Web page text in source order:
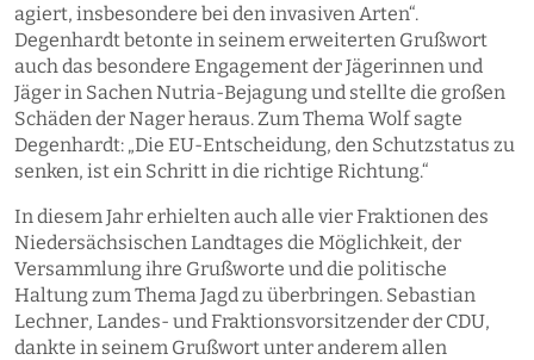
agiert, insbesondere bei den invasiven Arten“.
Degenhardt betonte in seinem erweiterten Grußwort
auch das besondere Engagement der Jägerinnen und
Jäger in Sachen Nutria-Bejagung und stellte die großen
Schäden der Nager heraus. Zum Thema Wolf sagte
Degenhardt: „Die EU-Entscheidung, den Schutzstatus zu
senken, ist ein Schritt in die richtige Richtung.“
In diesem Jahr erhielten auch alle vier Fraktionen des
Niedersächsischen Landtages die Möglichkeit, der
Versammlung ihre Grußworte und die politische
Haltung zum Thema Jagd zu überbringen. Sebastian
Lechner, Landes- und Fraktionsvorsitzender der CDU,
dankte in seinem Grußwort unter anderem allen